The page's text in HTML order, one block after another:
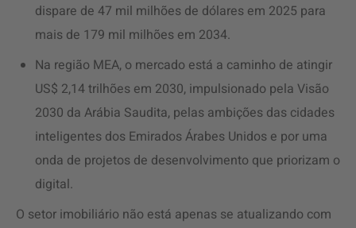
dispare de 47 mil milhões de dólares em 2025 para
mais de 179 mil milhões em 2034.
Na região MEA, o mercado está a caminho de atingir
US$ 2,14 trilhões em 2030, impulsionado pela Visão
2030 da Arábia Saudita, pelas ambições das cidades
inteligentes dos Emirados Árabes Unidos e por uma
onda de projetos de desenvolvimento que priorizam o
digital.
O setor imobiliário não está apenas se atualizando com